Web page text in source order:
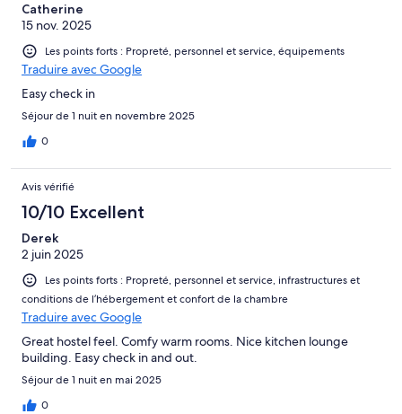
Catherine
15 nov. 2025
Les points forts : Propreté, personnel et service, équipements
Traduire avec Google
Easy check in
Séjour de 1 nuit en novembre 2025
0
Avis vérifié
10/10 Excellent
Derek
2 juin 2025
Les points forts : Propreté, personnel et service, infrastructures et
conditions de l’hébergement et confort de la chambre
Traduire avec Google
Great hostel feel. Comfy warm rooms. Nice kitchen lounge
building. Easy check in and out.
Séjour de 1 nuit en mai 2025
0